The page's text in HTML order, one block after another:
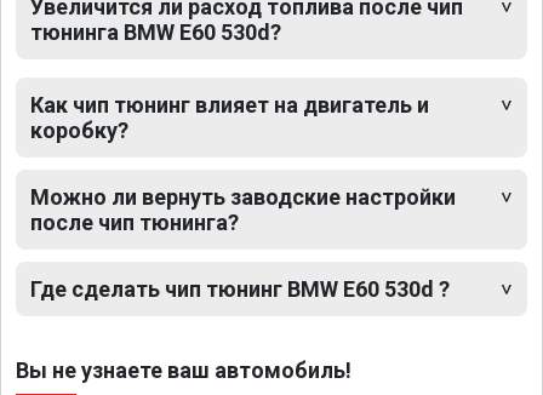
Увеличится ли расход топлива после чип
тюнинга BMW E60 530d?
Как чип тюнинг влияет на двигатель и
коробку?
Можно ли вернуть заводские настройки
после чип тюнинга?
Где сделать чип тюнинг BMW E60 530d ?
Вы не узнаете ваш автомобиль!